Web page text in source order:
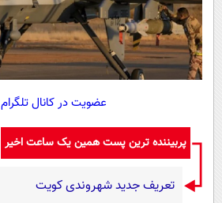
عضویت در کانال تلگرام
پربیننده ترین پست همین یک ساعت اخیر
تعریف جدید شهروندی کویت